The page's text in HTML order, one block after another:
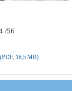
/56
16,5 MB)